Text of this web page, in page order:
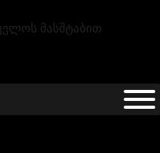
მასშტაბით